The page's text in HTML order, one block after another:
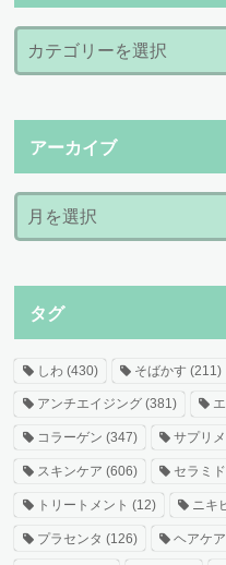
アーカイブ
タグ
しわ(430) そばかす (211)
アンチエイジング(381)
コラーゲン (347) サプリ
スキンケア (606) セラミド
トリートメント (12) ニキ
プラセンタ (126) ヘアケア